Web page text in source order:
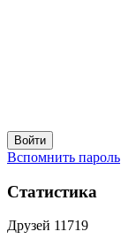
Вспомнить пароль
Статистика
Друзей 11719